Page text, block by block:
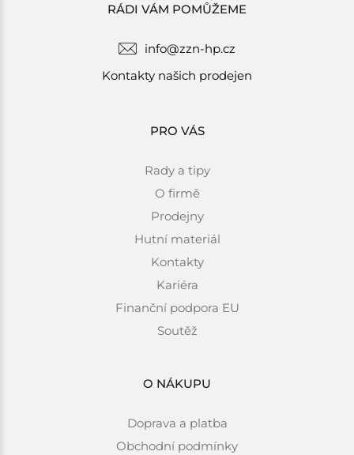
RÁDI VÁM POMŮŽEME
info@zzn-hp.cz
Kontakty našich prodejen
PRO VÁS
Rady a tipy
O firmě
Prodejny
Hutní materiál
Kontakty
Kariéra
Finanční podpora EU
Soutěž
O NÁKUPU
Doprava a platba
Obchodní podmínky